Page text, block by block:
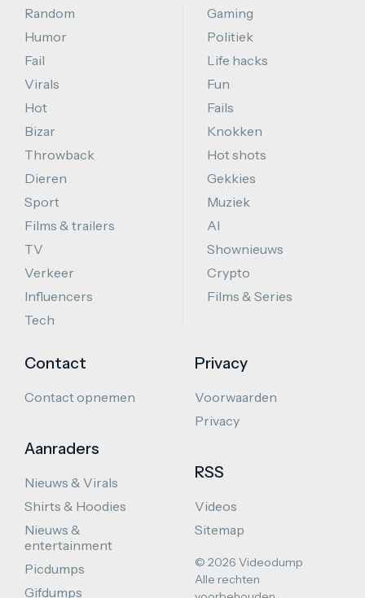
Random
Humor
Fail
Virals
Hot
Bizar
Throwback
Dieren
Sport
Films & trailers
TV
Verkeer
Influencers
Tech
Gaming
Politiek
Life hacks
Fun
Fails
Knokken
Hot shots
Gekkies
Muziek
AI
Shownieuws
Crypto
Films & Series
Contact
Contact opnemen
Aanraders
Nieuws & Virals
Shirts & Hoodies
Nieuws &
entertainment
Picdumps
Gifdumps
Privacy
Voorwaarden
Privacy
RSS
Videos
Sitemap
© 2026 Videodump
Alle rechten